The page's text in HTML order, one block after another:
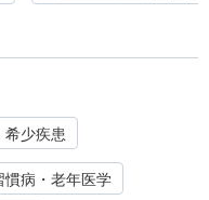
希少疾患
慣病・老年医学